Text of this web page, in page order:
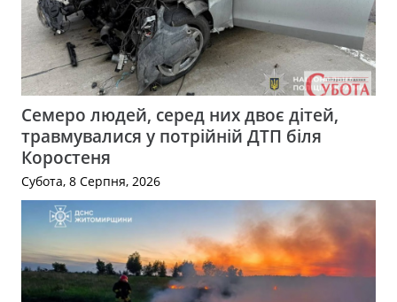
Семеро людей, серед них двоє дітей,
травмувалися у потрійній ДТП біля
Коростеня
Субота, 8 Серпня, 2026